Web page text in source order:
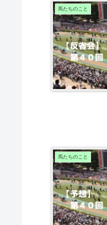
馬たちのこと
馬たちのこと